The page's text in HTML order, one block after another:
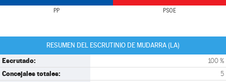
PP PSOE
RESUMEN DEL ESCRUTINIO DE MUDARRA (LA)
Escrutado: 100 %
Concejales totales: 5